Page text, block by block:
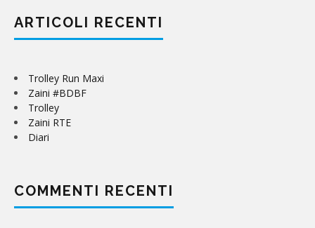
ARTICOLI RECENTI
Trolley Run Maxi
Zaini #BDBF
Trolley
Zaini RTE
Diari
COMMENTI RECENTI